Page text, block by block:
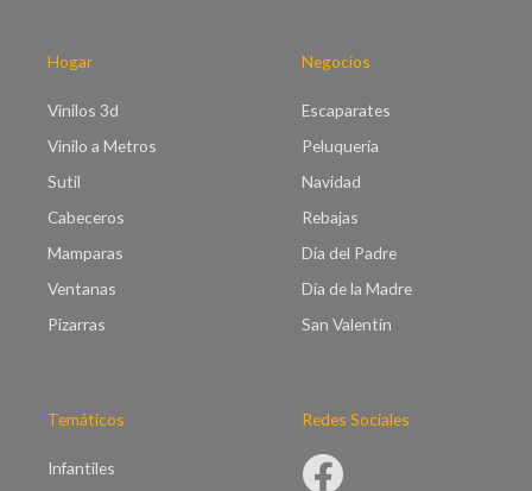
Hogar
Vinilos 3d
Vinilo a Metros
Sutil
Cabeceros
Mamparas
Ventanas
Pizarras
Negocios
Escaparates
Peluquería
Navidad
Rebajas
Día del Padre
Día de la Madre
San Valentín
Temáticos
Infantiles
Redes Sociales